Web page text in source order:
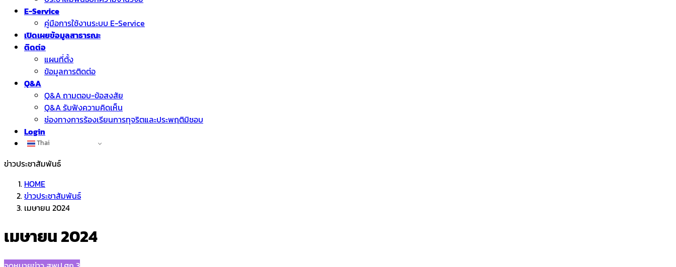
E-Service
คู่มือการใช้งานระบบ E-Service
เปิดเผยข้อมูลสาธารณะ
ติดต่อ
แผนที่ตั้ง
ข้อมูลการติดต่อ
Q&A
Q&A ถามตอบ-ข้อสงสัย
Q&A รับฟังความคิดเห็น
ช่องทางการร้องเรียนการทุจริตและประพฤติมิชอบ
Login
Thai
ข่าวประชาสัมพันธ์
HOME
ข่าวประชาสัมพันธ์
เมษายน 2024
เมษายน 2024